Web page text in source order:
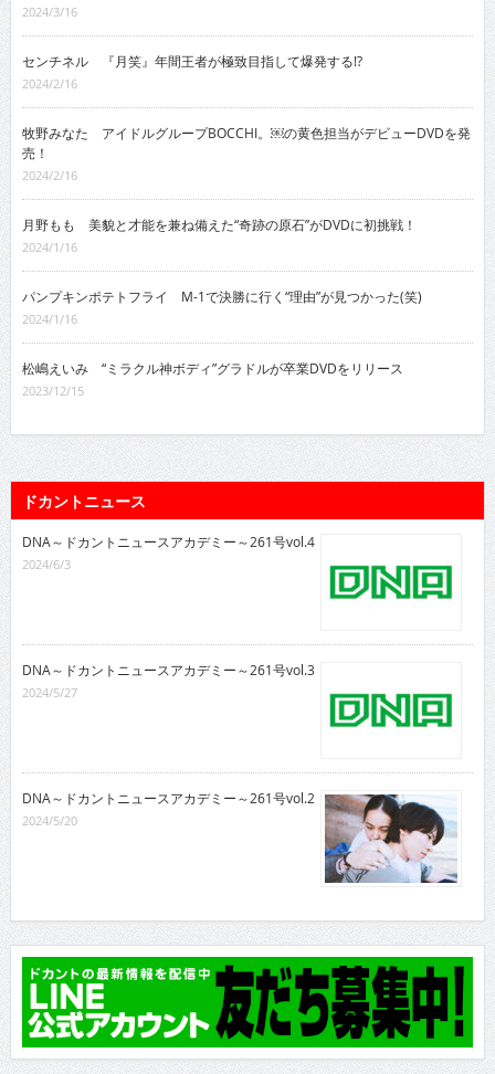
2024/3/16
センチネル 『月笑』年間王者が極致目指して爆発する!?
2024/2/16
牧野みなた アイドルグループBOCCHI。￼の黄色担当がデビューDVDを発
売！
2024/2/16
月野もも 美貌と才能を兼ね備えた“奇跡の原石”がDVDに初挑戦！
2024/1/16
パンプキンポテトフライ M-1で決勝に行く“理由”が見つかった(笑)
2024/1/16
松嶋えいみ “ミラクル神ボディ”グラドルが卒業DVDをリリース
2023/12/15
ドカントニュース
DNA～ドカントニュースアカデミー～261号vol.4
2024/6/3
DNA～ドカントニュースアカデミー～261号vol.3
2024/5/27
DNA～ドカントニュースアカデミー～261号vol.2
2024/5/20